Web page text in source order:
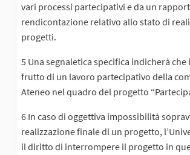
vari processi partecipativi e da un
rendicontazione relativo allo stato di
progetti.
5 Una segnaletica specifica indicherà
frutto di un lavoro partecipativo della
Ateneo nel quadro del progetto “Partecipa
6 In caso di oggettiva impossibilità
realizzazione finale di un progetto,
il diritto di interrompere il progetto in